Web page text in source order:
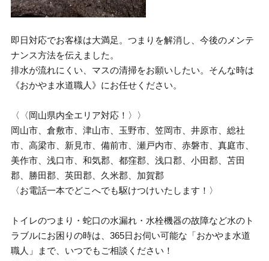
即日対応でお客様は大満足。つまりを解消し、今後のメンテ
ナンス方法を伝えました。
排水が流れにくい、マスの清掃をお願いしたい。そんな時は
《おかやま水道職人》にお任せください。
〈〈岡山県内全エリア対応！〉〉
岡山市、倉敷市、津山市、玉野市、笠岡市、井原市、総社
市、高梁市、新見市、備前市、瀬戸内市、赤磐市、真庭市、
美作市、浅口市、和気郡、都窪郡、浅口郡、小田郡、苫田
郡、勝田郡、英田郡、久米郡、加賀郡
〈お電話一本でどこへでも駆けつけいたします！〉
トイレのつまり・蛇口の水漏れ・水栓機器の故障など水のト
ラブルにお困りの時は、365日お伺い可能な「おかやま水道
職人」まで、いつでもご相談ください！